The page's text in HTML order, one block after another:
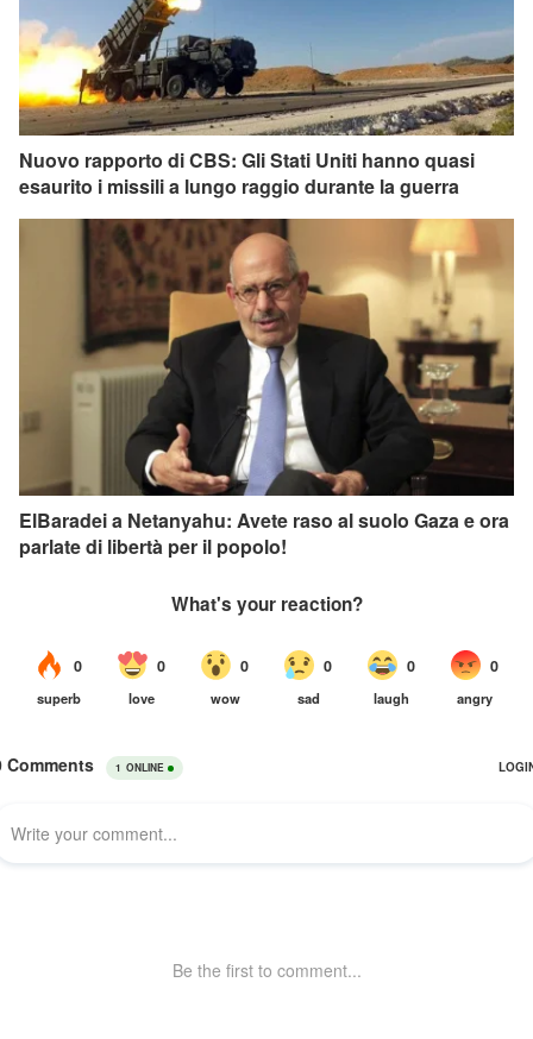
Nuovo rapporto di CBS: Gli Stati Uniti hanno quasi
esaurito i missili a lungo raggio durante la guerra
ElBaradei a Netanyahu: Avete raso al suolo Gaza e ora
parlate di libertà per il popolo!